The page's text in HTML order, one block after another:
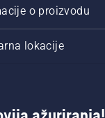
o proizvodu
lokacije